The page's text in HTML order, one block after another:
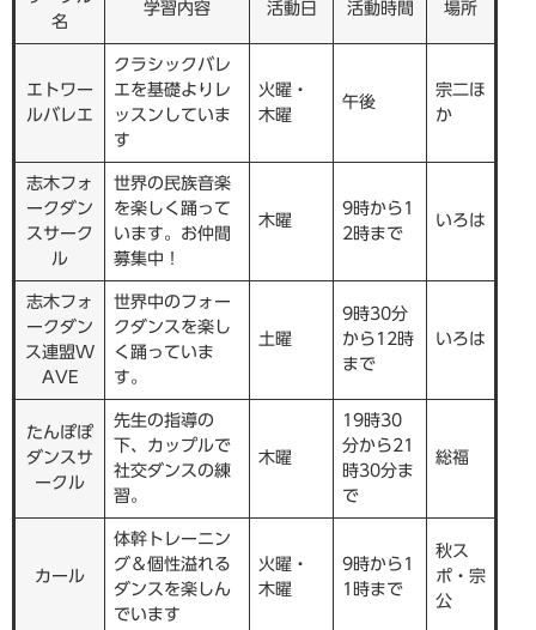
名
学習内容 活動日 活動時間 場所
エトワー
ルバレエ
クラシックバレ
エを基礎よりレ
ッスンしていま
す
火曜・
木曜
午後
宗二ほ
か
志木フォ
ークダン
スサーク
ル
世界の民族音楽
を楽しく踊って
います。お仲間
募集中！
木曜
9時から1
2時まで
いろは
志木フォ
ークダン
ス連盟W
AVE
世界中のフォー
クダンスを楽し
く踊っていま
す。
土曜
9時30分
から12時
まで
いろは
たんぽぽ
ダンスサ
ークル
先生の指導の
下、カップルで
社交ダンスの練
習。
木曜
19時30
分から21
時30分ま
で
総福
カール
体幹トレーニン
グ＆個性溢れる
ダンスを楽しん
でいます
火曜・
木曜
9時から1
1時まで
秋ス
ポ・宗
公